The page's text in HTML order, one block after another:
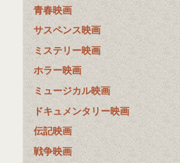
青春映画
サスペンス映画
ミステリー映画
ホラー映画
ミュージカル映画
ドキュメンタリー映画
伝記映画
戦争映画